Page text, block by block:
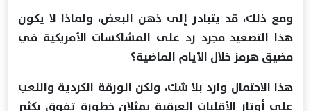
ومع ذلك، قد يتبادر إلى ذهن البعض، ولماذا لا يكون
هذا التصعيد مجرد رد على المشاكسات الأمريكية في
مضيق هرمز خلال الأيام الماضية؟
هذا الاحتمال وارد بلا شك، ولكن الورقة الكردية واللعب
على أوتار الأقليات العرقية يمثلان خطورة تفوق بكثير